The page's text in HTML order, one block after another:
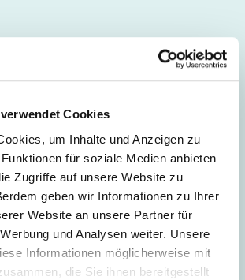
Cookies
um Inhalte und Anzeigen zu
für soziale Medien anbieten
Zugriffe auf unsere Website zu
geben wir Informationen zu Ihrer
Website an unsere Partner für
und Analysen weiter. Unsere
Informationen möglicherweise mit
die Sie ihnen bereitgestellt
Bereich innenliegender Sicht- und
Sonnenschutz gekauft haben.
Auf die Umfrage des Bundeskanzleramts
zu den im Genehmigungsverfahren
beizubringenden Gutachten sind beim BDI
ca. 600 Rückmeldungen eingegangen.
2022
16.12.2022
2022 – die deutsche Textil- und